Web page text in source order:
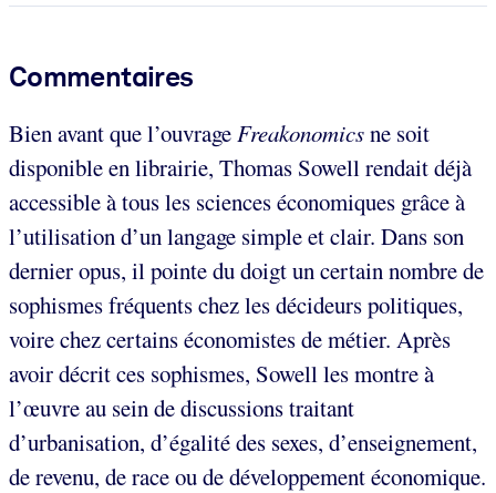
Commentaires
Bien avant que l’ouvrage Freakonomicsne soit
disponible en librairie, Thomas Sowell rendait déjà
accessible à tous les sciences économiques grâce à
l’utilisation d’un langage simple et clair. Dans son
dernier opus, il pointe du doigt un certain nombre de
sophismes fréquents chez les décideurs politiques,
voire chez certains économistes de métier. Après
avoir décrit ces sophismes, Sowell les montre à
l’œuvre au sein de discussions traitant
d’urbanisation, d’égalité des sexes, d’enseignement,
de revenu, de race ou de développement économique.